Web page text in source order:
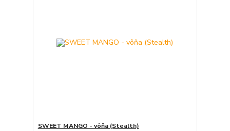
SWEET MANGO - vôňa (Stealth)